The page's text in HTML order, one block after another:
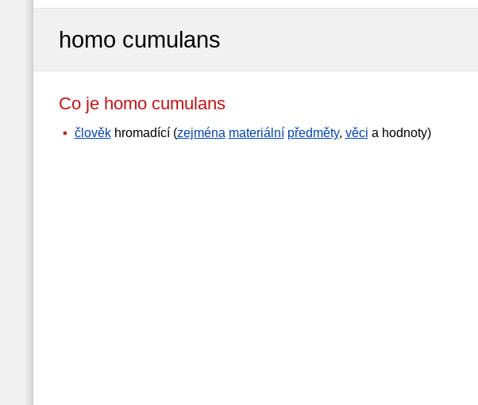
homo cumulans
Co je homo cumulans
člověkhromadící (zejména materiální předměty, věci a hodnoty)